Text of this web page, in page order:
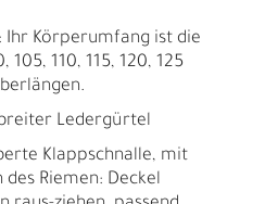
Körperumfang ist die
110, 115, 120, 125
Ledergürtel
Klappschnalle, mit
Riemen: Deckel